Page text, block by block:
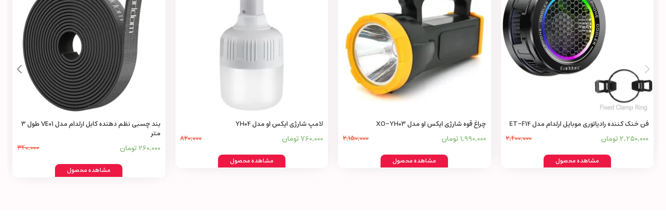
فن خنک کننده رادیاتوری موبایل ارلدام مدل ET-F14
2,250,000 تومان 2,400,000
مشاهده محصول
چراغ قوه شارژی ایکس او مدل XO-YH03
1,990,000 تومان 2,150,000
مشاهده محصول
لامپ شارژی ایکس او مدل YH04
760,000 تومان 820,000
مشاهده محصول
بند چسبی نظم دهنده کابل ارلدام مدل VE01 طول 3
متر
260,000 تومان 340,000
مشاهده محصول